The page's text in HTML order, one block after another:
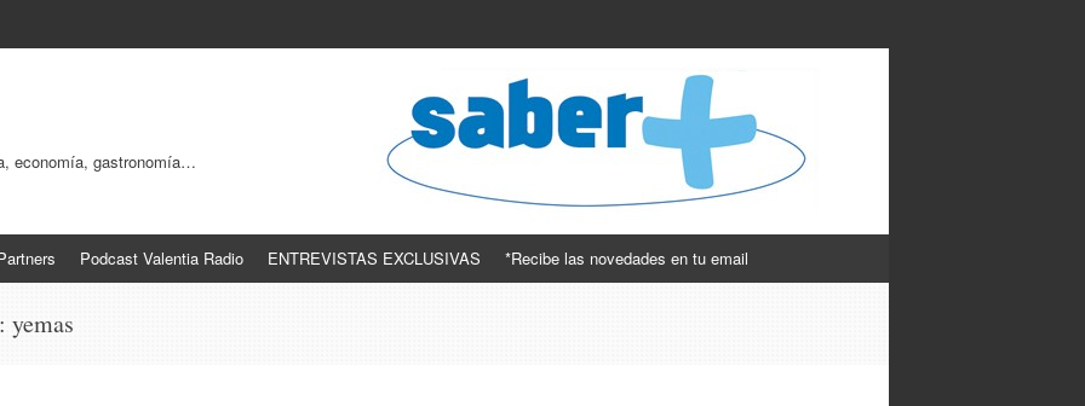
economía, gastronomía…
Podcast Valentia Radio ENTREVISTAS EXCLUSIVAS *Recibe las novedades en tu email
yemas